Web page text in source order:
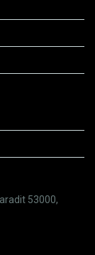
53000,